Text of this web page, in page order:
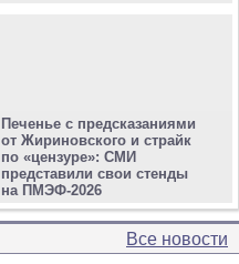
Печенье с предсказаниями
от Жириновского и страйк
по «цензуре»: СМИ
представили свои стенды
на ПМЭФ-2026
Все новости